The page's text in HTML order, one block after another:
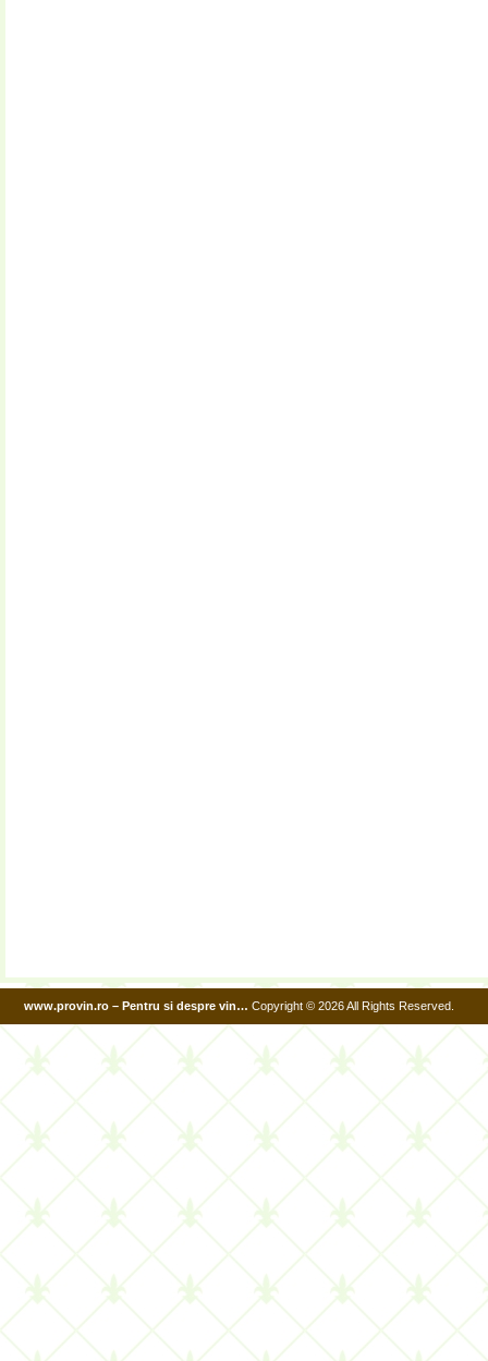
www.provin.ro – Pentru si despre vin… Copyright © 2026 All Rights Reserved.